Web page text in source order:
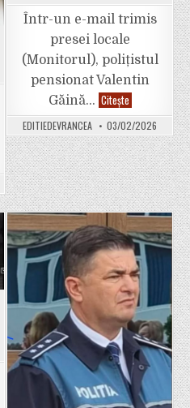
Într-un e-mail trimis
presei locale
(Monitorul), polițistul
pensionat Valentin
Găină… CiteșteFostul
polițist
Valentin
Găină
minte
cum
respiră.
Deși
s-
a
pensionat
în
decembrie
2025
se
prezintă
în
continuare
comisar-
șef!
EDITIEDEVRANCEA 03/02/2026
Posted
in